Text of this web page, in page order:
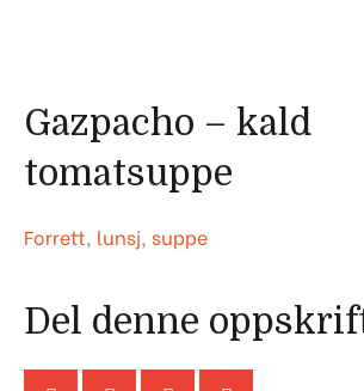
Gazpacho – kald
tomatsuppe
Forrett, lunsj, suppe
Del denne